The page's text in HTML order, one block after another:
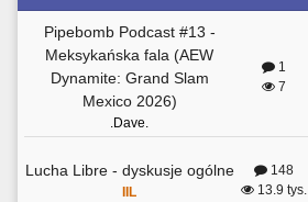
Pipebomb Podcast #13 -
Meksykańska fala (AEW
Dynamite: Grand Slam
Mexico 2026)
.Dave.
1
7
Lucha Libre - dyskusje ogólne
IIL
148
13.9 tys.